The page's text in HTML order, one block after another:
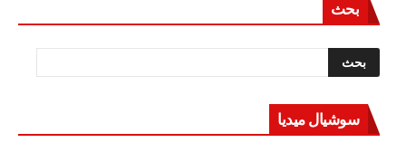
بحث
سوشيال ميديا